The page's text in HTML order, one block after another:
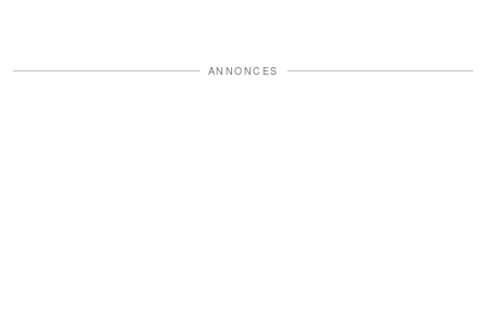
ANNONCES